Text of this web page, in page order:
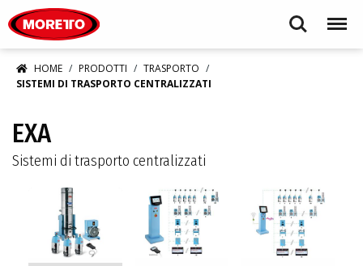
Search Menu
HOME PRODOTTI
TRASPORTO
SISTEMI DI TRASPORTO CENTRALIZZATI
EXA
Sistemi di trasporto centralizzati